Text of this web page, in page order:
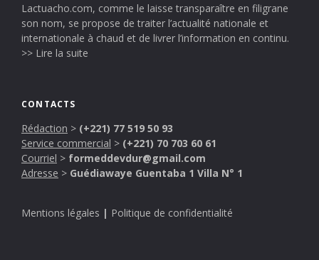
Lactuacho.com, comme le laisse transparaître en filigrane
son nom, se propose de traiter l’actualité nationale et
internationale à chaud et de livrer l’information en continu.
>> Lire la suite
CONTACTS
Rédaction > (+221) 77 519 50 93
Service commercial > (+221) 70 703 60 61
Courriel > formeddevdur@gmail.com
Adresse > Guédiawaye Guentaba 1 Villa N° 1
Mentions légales | Politique de confidentialité